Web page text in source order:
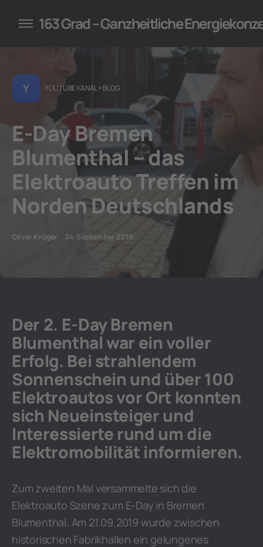
für Unternehmen
163 Grad – Ganzheitliche
Y YOUTUBE KANAL + BLOG
E-Day Bremen
Blumenthal – das
Elektroauto Treffen im
Norden Deutschlands
Oliver Krüger 24. September 2019
Der 2. E-Day Bremen
Blumenthal war ein voller
Erfolg. Bei strahlendem
Sonnenschein und über 100
Elektroautos vor Ort konnten
sich Neueinsteiger und
Interessierte rund um die
Elektromobilität informieren.
Zum zweiten Mal versammelte sich die
Elektroauto Szene zum E-Day in Bremen
Blumenthal. Am 21.09.2019 wurde zwischen
historischen Fabrikhallen ein gelungenes